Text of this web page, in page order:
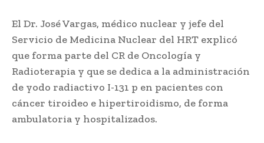
El Dr. José Vargas, médico nuclear y jefe del
Servicio de Medicina Nuclear del HRT explicó
que forma parte del CR de Oncología y
Radioterapia y que se dedica a la administración
de yodo radiactivo I-131 p en pacientes con
cáncer tiroideo e hipertiroidismo, de forma
ambulatoria y hospitalizados.